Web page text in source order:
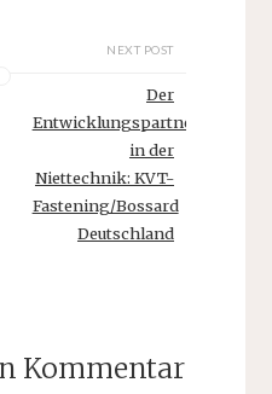
NEXT POST
Der
Entwicklungspartner
in der
Niettechnik: KVT-
Fastening/Bossard
Deutschland
Kommentar